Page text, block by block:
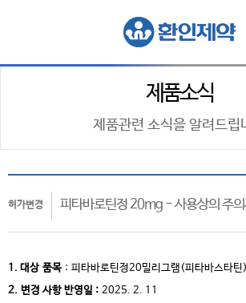
제품소식
제품관련 소식을 알려드립
허가변경 피타바로틴정 20mg - 사용상의 주
1. 대상 품목 : 피타바로틴정20밀리그램(피타바스타틴)
2. 변경 사항 반영일 : 2025. 2. 11